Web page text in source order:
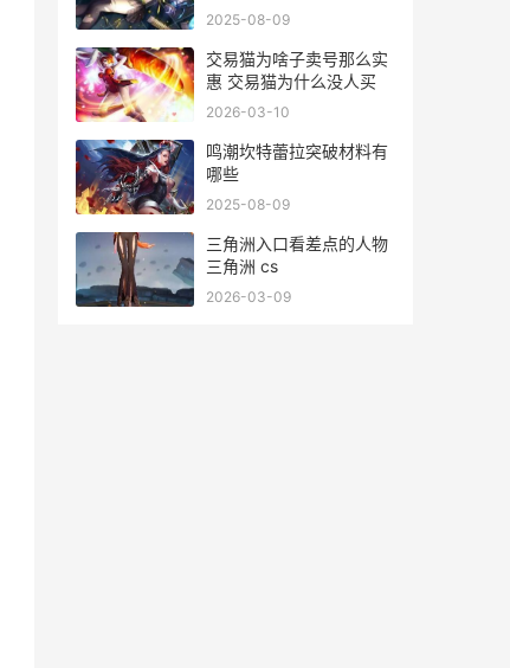
攻怎么打
2025-08-09
交易猫为啥子卖号那么实
惠 交易猫为什么没人买
2026-03-10
鸣潮坎特蕾拉突破材料有
哪些
2025-08-09
三角洲入口看差点的人物
三角洲 cs
2026-03-09